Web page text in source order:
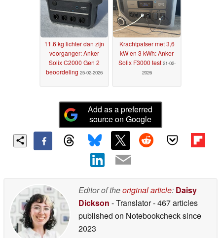
11.6 kg lichter dan zijn
voorganger: Anker
Solix C2000 Gen 2
beoordeling 25-02-2026
Krachtpatser met 3,6
kW en 3 kWh: Anker
Solix F3000 test 21-02-
2026
Add as a preferred
source on Google
Editor of theoriginal article: Daisy
Dickson - Translator- 467 articles
published on Notebookchecksince
2023